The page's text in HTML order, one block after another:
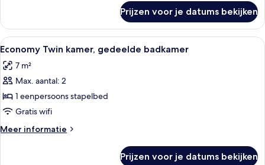
tweepersoonskamer,
tweepersoonsbed,
suite
badkamer
Prijzen voor je datums bekijken
Alle
foto's
voor
Economy
Twin
kamer,
gedeelde
badkamer
Een slaapkamer met een stapelbed,
2
Economy Twin kamer, gedeelde badkamer
7 m²
Max. aantal: 2
1 eenpersoons stapelbed
Gratis wifi
Meer informatie
Meer
Prijzen voor je datums bekijken